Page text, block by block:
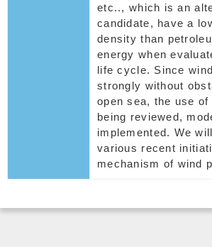
etc.., which is an
candidate, have a
density than
energy when
life cycle. Since
strongly without
open sea, the use of
being reviewed,
implemented. We
various recent
mechanism of wind